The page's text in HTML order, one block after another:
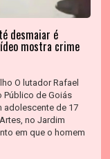
desmaiar é
mostra crime
O lutador Rafael
Público de Goiás
adolescente de 17
no Jardim
em que o homem